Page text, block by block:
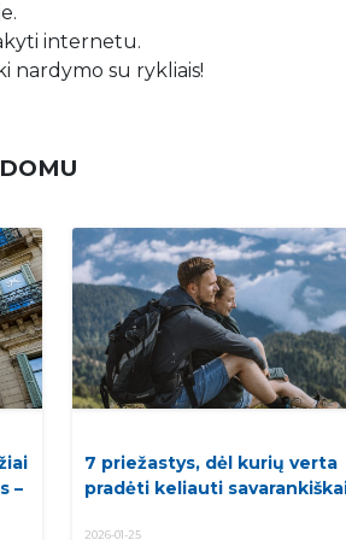
internetu.
nardymo su rykliais!
–
7 priežastys, dėl kurių verta
pradėti keliauti
2026-01-25